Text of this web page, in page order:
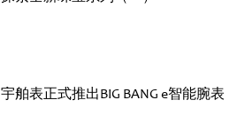
宇舶表正式推出BIG BANG e智能腕表